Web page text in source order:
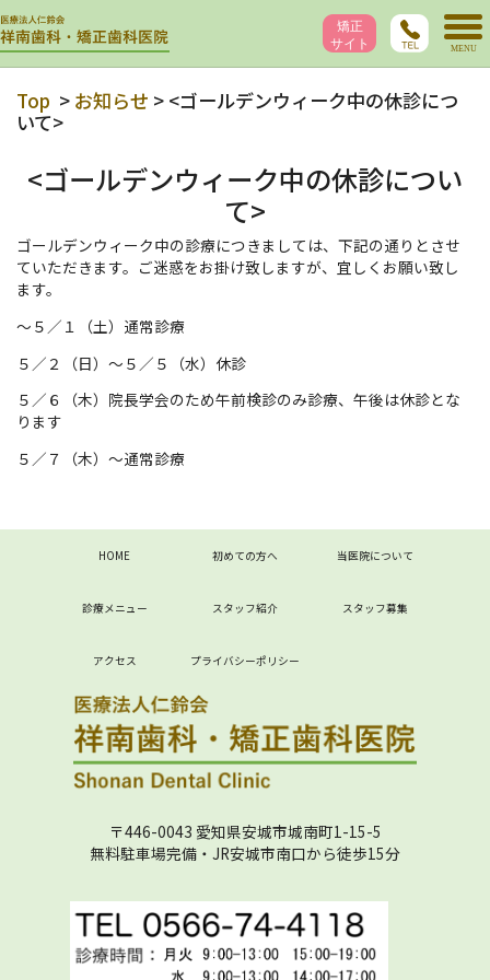
Top > お知らせ > <ゴールデンウィーク中の休診につ
いて>
<ゴールデンウィーク中の休診につい
て>
ゴールデンウィーク中の診療につきましては、下記の通りとさせ
ていただきます。ご迷惑をお掛け致しますが、宜しくお願い致し
ます。
～５／１（土）通常診療
５／２（日）～５／５（水）休診
５／６（木）院長学会のため午前検診のみ診療、午後は休診とな
ります
５／７（木）～通常診療
HOME 初めての方へ 当医院について
診療メニュー スタッフ紹介 スタッフ募集
アクセス プライバシーポリシー
〒446-0043 愛知県安城市城南町1-15-5
無料駐車場完備・JR安城市南口から徒歩15分